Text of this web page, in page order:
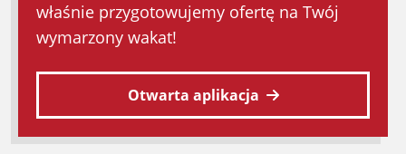
przemyśle
mięsnym
właśnie przygotowujemy ofertę na Twój
wymarzony wakat!
Otwarta aplikacja